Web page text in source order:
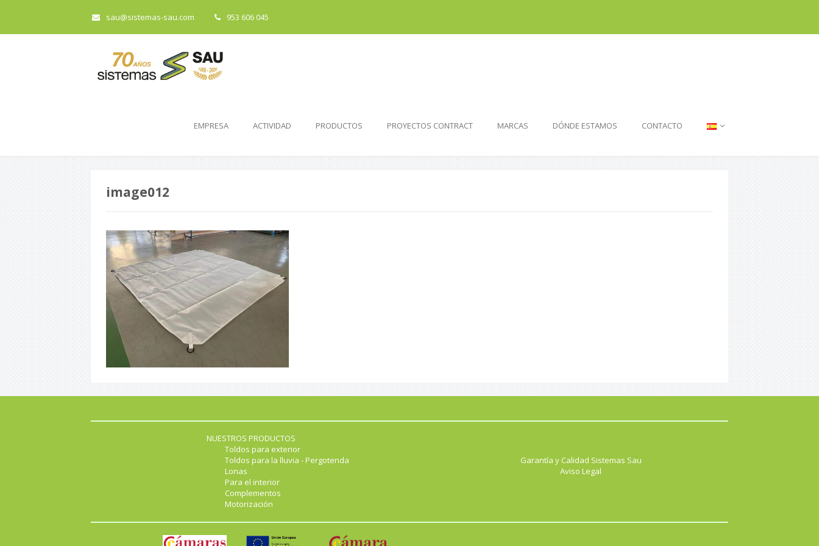
sau@sistemas-sau.com 953 606 045
EMPRESA ACTIVIDAD PRODUCTOS PROYECTOS CONTRACT MARCAS DÓNDE ESTAMOS CONTACTO
image012
NUESTROS PRODUCTOS
Toldos para exterior
Toldos para la lluvia - Pergotenda
Lonas
Para el interior
Complementos
Motorización
Garantía y Calidad Sistemas Sau
Aviso Legal